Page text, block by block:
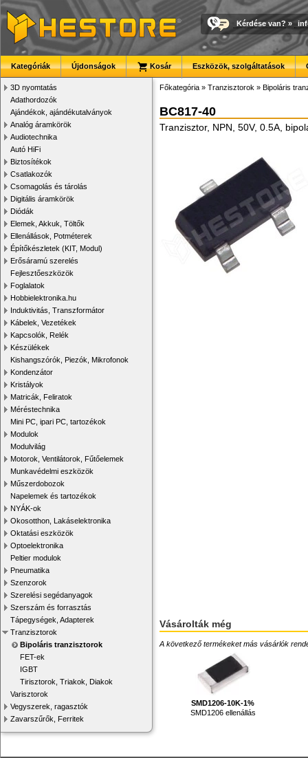
Kérdése van? »
Kategóriák Újdonságok Kosár Eszközök, szolgáltatások
3D nyomtatás
Adathordozók
Ajándékok, ajándékutalványok
Analóg áramkörök
Audiotechnika
Autó HiFi
Biztosítékok
Csatlakozók
Csomagolás és tárolás
Digitális áramkörök
Diódák
Elemek, Akkuk, Töltők
Ellenállások, Potméterek
Építőkészletek (KIT, Modul)
Erősáramú szerelés
Fejlesztőeszközök
Foglalatok
Hobbielektronika.hu
Induktivitás, Transzformátor
Kábelek, Vezetékek
Kapcsolók, Relék
Készülékek
Kishangszórók, Piezók, Mikrofonok
Kondenzátor
Kristályok
Matricák, Feliratok
Méréstechnika
Mini PC, ipari PC, tartozékok
Modulok
Modulvilág
Motorok, Ventilátorok, Fűtőelemek
Munkavédelmi eszközök
Műszerdobozok
Napelemek és tartozékok
NYÁK-ok
Okosotthon, Lakáselektronika
Oktatási eszközök
Optoelektronika
Peltier modulok
Pneumatika
Szenzorok
Szerelési segédanyagok
Szerszám és forrasztás
Tápegységek, Adapterek
Tranzisztorok
Bipoláris tranzisztorok
FET-ek
IGBT
Tirisztorok, Triakok, Diakok
Varisztorok
Vegyszerek, ragasztók
Zavarszűrők, Ferritek
Főkategória » Tranzisztorok » Bipoláris
BC817-40
Tranzisztor, NPN, 50V, 0.5A,
Vásárolták még
A következő termékeket más vásárlók
SMD1206-10K-1%
SMD1206 ellenállás